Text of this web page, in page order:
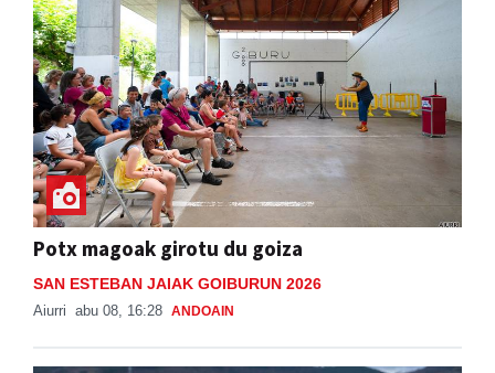
Potx magoak girotu du goiza
SAN ESTEBAN JAIAK GOIBURUN 2026
Aiurri abu 08, 16:28 ANDOAIN